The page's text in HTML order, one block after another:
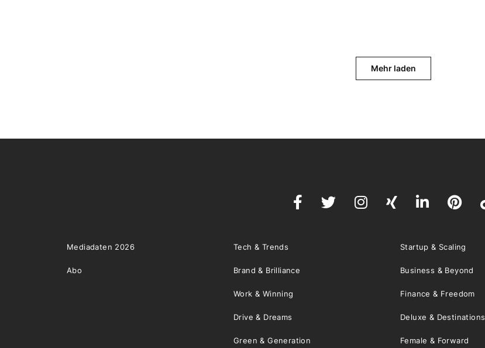
Mehr laden
Mediadaten 2026
Abo
Tech & Trends Startup & Scaling
Brand & Brilliance Business & Beyond
Work & Winning Finance & Freedom
Drive & Dreams Deluxe & Destinations
Green & Generation Female & Forward